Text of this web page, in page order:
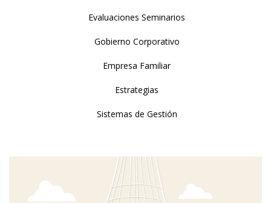
Evaluaciones Seminarios
Gobierno Corporativo
Empresa Familiar
Estrategias
Sistemas de Gestión